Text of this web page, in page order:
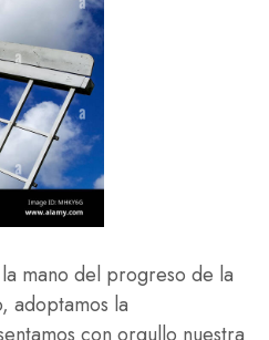
mano del progreso de la
adoptamos la
con orgullo nuestra